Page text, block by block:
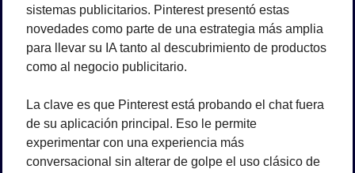
sistemas publicitarios. Pinterest presentó estas
novedades como parte de una estrategia más amplia
para llevar su IA tanto al descubrimiento de productos
como al negocio publicitario.
La clave es que Pinterest está probando el chat fuera
de su aplicación principal. Eso le permite
experimentar con una experiencia más
conversacional sin alterar de golpe el uso clásico de